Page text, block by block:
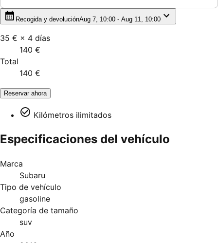
Recogida y devoluciónAug 7, 10:00 - Aug 11, 10:00
35 € × 4 días
140 €
Total
140 €
Reservar ahora
Kilómetros ilimitados
Especificaciones del vehículo
Marca
Subaru
Tipo de vehículo
gasoline
Categoría de tamaño
suv
Año